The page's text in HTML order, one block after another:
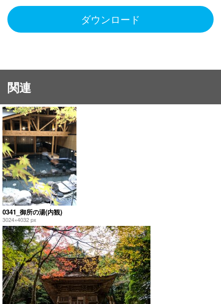
ダウンロード
関連
0341_御所の湯(内観)
3024×4032 px